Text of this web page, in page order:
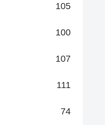
105
100
107
111
74